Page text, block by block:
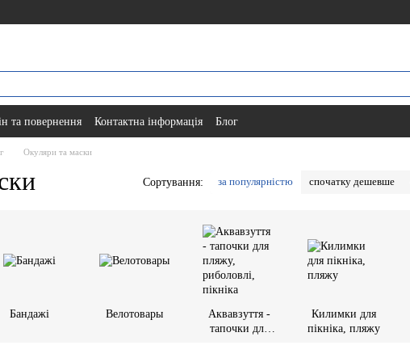
та повернення Контактна інформація Блог
Окуляри та маски
Сортування: за популярністю спочатку дешевше
Бандажі Велотовары
Аквавзуття -
тапочки для
Килимки для
пікніка, пляжу